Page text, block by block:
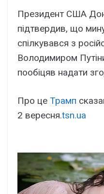
Президент США
підтвердив, що
спілкувався з
Володимиром
пообіцяв надати
Про це Трамп
2 вересня.tsn.ua